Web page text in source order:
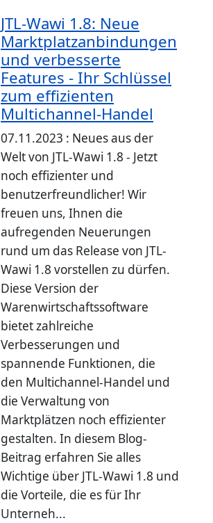
JTL-Wawi 1.8: Neue
Marktplatzanbindungen
und verbesserte
Features - Ihr Schlüssel
zum effizienten
Multichannel-Handel
07.11.2023 : Neues aus der
Welt von JTL-Wawi 1.8 - Jetzt
noch effizienter und
benutzerfreundlicher! Wir
freuen uns, Ihnen die
aufregenden Neuerungen
rund um das Release von JTL-
Wawi 1.8 vorstellen zu dürfen.
Diese Version der
Warenwirtschaftssoftware
bietet zahlreiche
Verbesserungen und
spannende Funktionen, die
den Multichannel-Handel und
die Verwaltung von
Marktplätzen noch effizienter
gestalten. In diesem Blog-
Beitrag erfahren Sie alles
Wichtige über JTL-Wawi 1.8 und
die Vorteile, die es für Ihr
Unterneh...